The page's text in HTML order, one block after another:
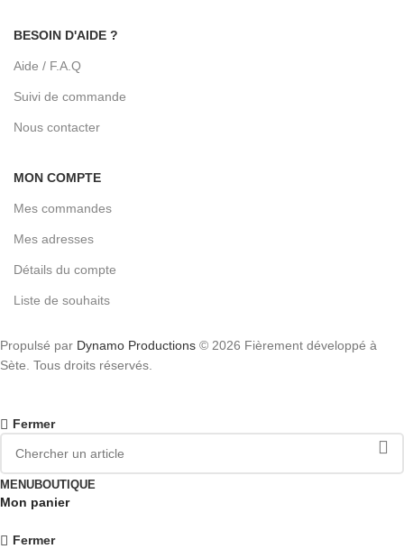
BESOIN D'AIDE ?
Aide / F.A.Q
Suivi de commande
Nous contacter
MON COMPTE
Mes commandes
Mes adresses
Détails du compte
Liste de souhaits
Propulsé par Dynamo Productions © 2026 Fièrement développé à
Sète. Tous droits réservés.
Fermer
MENUBOUTIQUE
Mon panier
Fermer